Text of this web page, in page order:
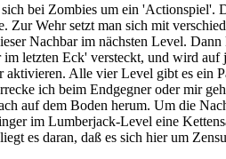
bei Zombies um ein 'Actionspiel'.
Wehr setzt man sich mit
Nachbar im nächsten Level.
letzten Eck' versteckt, und wird
Alle vier Level gibt es ein
ich beim Endgegner oder mir
auf dem Boden herum. Um die
im Lumberjack-Level eine
es daran, daß es sich hier um